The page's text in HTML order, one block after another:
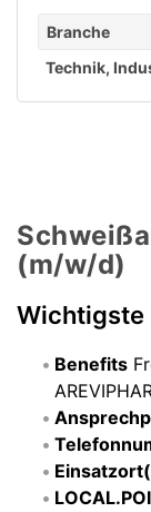
Branche
Technik,
(m/w/d)
Wichtigste
Benefits